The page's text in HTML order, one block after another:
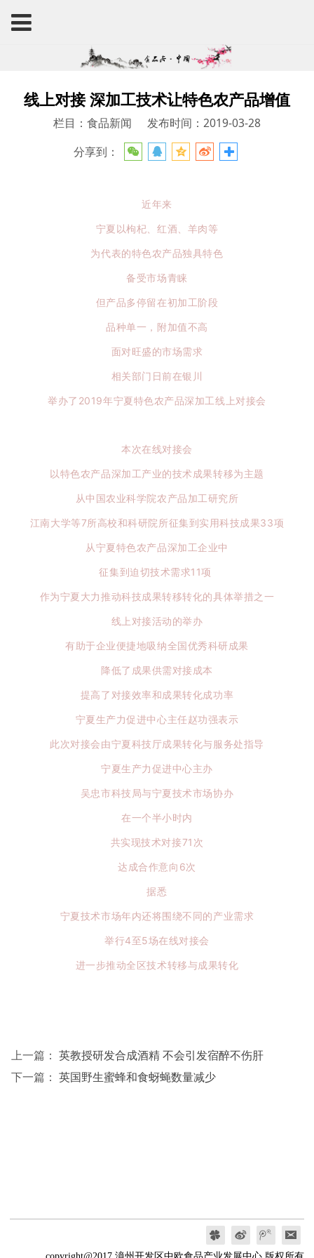
线上对接 深加工技术让特色农产品增值
栏目：食品新闻
发布时间：2019-03-28
分享到：
近年来
宁夏以枸杞、红酒、羊肉等
为代表的特色农产品独具特色
备受市场青睐
但产品多停留在初加工阶段
品种单一，附加值不高
面对旺盛的市场需求
相关部门日前在银川
举办了2019年宁夏特色农产品深加工线上对接会
本次在线对接会
以特色农产品深加工产业的技术成果转移为主题
从中国农业科学院农产品加工研究所
江南大学等7所高校和科研院所征集到实用科技成果33项
从宁夏特色农产品深加工企业中
征集到迫切技术需求11项
作为宁夏大力推动科技成果转移转化的具体举措之一
线上对接活动的举办
有助于企业便捷地吸纳全国优秀科研成果
降低了成果供需对接成本
提高了对接效率和成果转化成功率
宁夏生产力促进中心主任赵功强表示
此次对接会由宁夏科技厅成果转化与服务处指导
宁夏生产力促进中心主办
吴忠市科技局与宁夏技术市场协办
在一个半小时内
共实现技术对接71次
达成合作意向6次
据悉
宁夏技术市场年内还将围绕不同的产业需求
举行4至5场在线对接会
进一步推动全区技术转移与成果转化
上一篇： 英教授研发合成酒精 不会引发宿醉不伤肝
下一篇： 英国野生蜜蜂和食蚜蝇数量减少